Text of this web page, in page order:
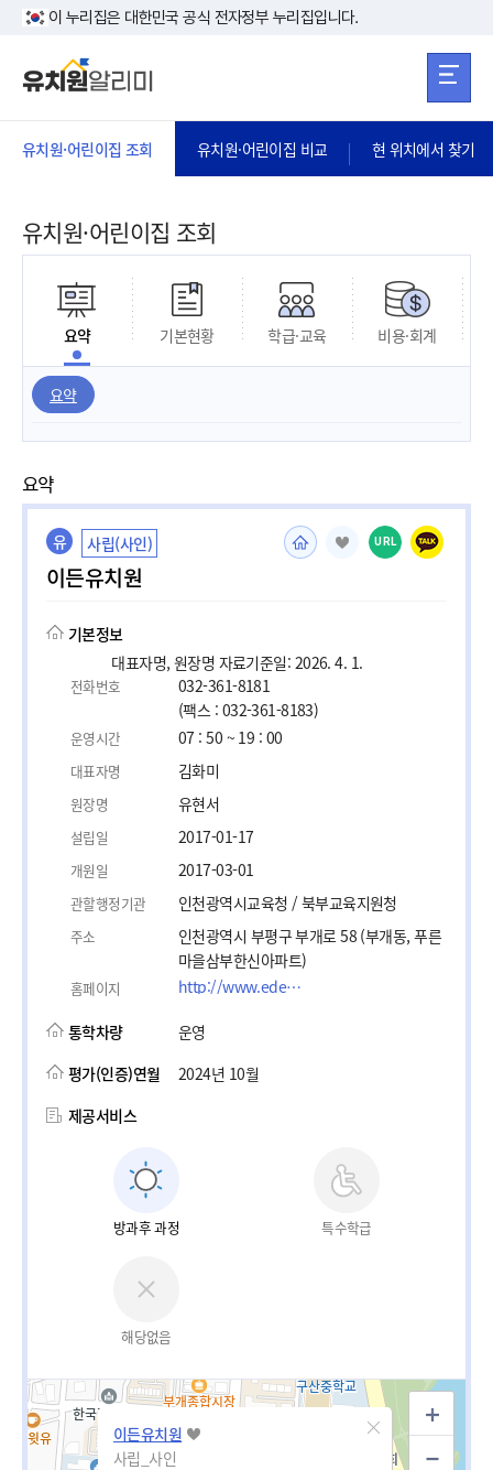
본문 바로가기
이 누리집은 대한민국 공식 전자정부 누리집입니다.
유치원·어린이집 조회 유치원·어린이집 비교 현 위치에서 찾기
유치원·어린이집 조회
요약 기본현황 학급·교육 비용·회계
요약
요약
유 사립(사인)
이든유치원
URL
기본정보
대표자명, 원장명 자료기준일: 2026. 4. 1.
전화번호
032-361-8181
(팩스 : 032-361-8183)
운영시간 07 : 50 ~ 19 : 00
대표자명 김화미
원장명 유현서
설립일 2017-01-17
개원일 2017-03-01
관할행정기관 인천광역시교육청 / 북부교육지원청
주소
인천광역시 부평구 부개로 58 (부개동, 푸른
마을삼부한신아파트)
홈페이지 http://www.edenchild.co.kr/
통학차량
운영
평가(인증)연월
2024년 10월
제공서비스
방과후 과정 특수학급
해당없음
이든유치원
사립_사인